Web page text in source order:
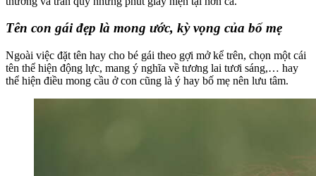
Tên con gái đẹp là mong ước, kỳ vọng của bố mẹ
Ngoài việc đặt tên hay cho bé gái theo gợi mở kể trên, chọn một cái
tên thể hiện động lực, mang ý nghĩa về tương lai tươi sáng,… hay
thể hiện điều mong cầu ở con cũng là ý hay bố mẹ nên lưu tâm.